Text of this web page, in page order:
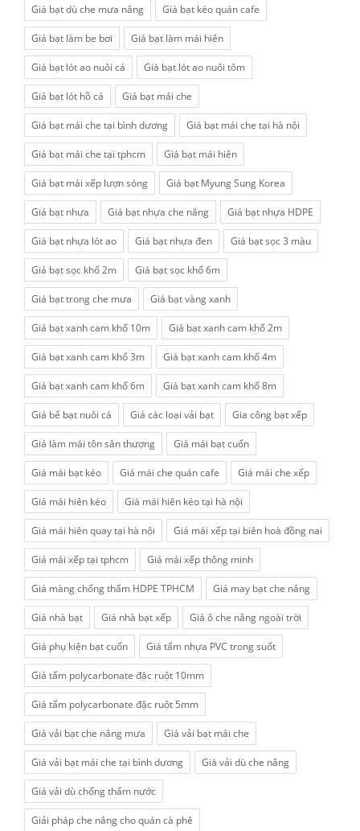
Giá bạt dù che mưa nắng Giá bạt kéo quán cafe
Giá bạt làm be bơi Giá bạt làm mái hiên
Giá bạt lót ao nuôi cá Giá bạt lót ao nuôi tôm
Giá bạt lót hồ cá Giá bạt mái che
Giá bạt mái che tại bình dương Giá bạt mái che tại hà nội
Giá bạt mái che tại tphcm Giá bạt mái hiên
Giá bạt mái xếp lượn sóng Giá bạt Myung Sung Korea
Giá bạt nhựa Giá bạt nhựa che nắng Giá bạt nhựa HDPE
Giá bạt nhựa lót ao Giá bạt nhựa đen Giá bạt sọc 3 màu
Giá bạt sọc khổ 2m Giá bạt sọc khổ 6m
Giá bạt trong che mưa Giá bạt vàng xanh
Giá bạt xanh cam khổ 10m Giá bạt xanh cam khổ 2m
Giá bạt xanh cam khổ 3m Giá bạt xanh cam khổ 4m
Giá bạt xanh cam khổ 6m Giá bạt xanh cam khổ 8m
Giá bể bạt nuôi cá Giá các loại vải bạt Gia công bạt xếp
Giá làm mái tôn sân thượng Giá mái bạt cuốn
Giá mái bạt kéo Giá mái che quán cafe Giá mái che xếp
Giá mái hiên kéo Giá mái hiên kéo tại hà nội
Giá mái hiên quay tại hà nội Giá mái xếp tại biên hoà đồng nai
Giá mái xếp tại tphcm Giá mái xếp thông minh
Giá màng chống thấm HDPE TPHCM Giá may bạt che nắng
Giá nhà bạt Giá nhà bạt xếp Giá ô che nắng ngoài trời
Giá phụ kiện bạt cuốn Giá tấm nhựa PVC trong suốt
Giá tấm polycarbonate đặc ruột 10mm
Giá tấm polycarbonate đặc ruột 5mm
Giá vải bạt che nắng mưa Giá vải bạt mái che
Giá vải bạt mái che tại bình dương Giá vải dù che nắng
Giá vải dù chống thấm nước
Giải pháp che nắng cho quán cà phê